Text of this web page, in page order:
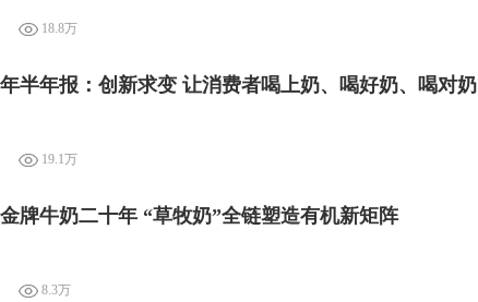
18.8万
半年报：创新求变 让消费者喝上奶、喝好奶、喝对奶
19.1万
牌牛奶二十年 “草牧奶”全链塑造有机新矩阵
8.3万